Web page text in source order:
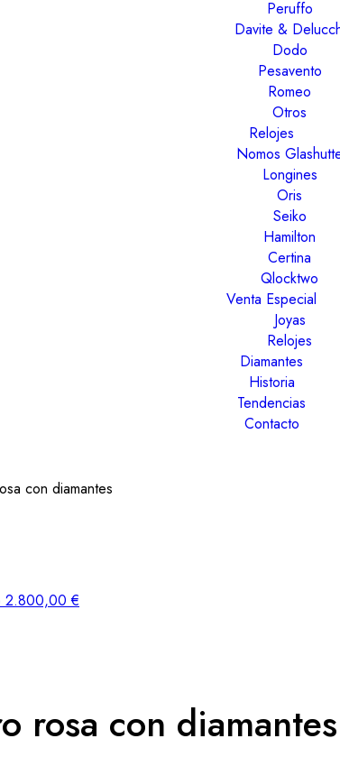
Peruffo
Davite &
Dodo
Pesavento
Romeo
Otros
Relojes
Nomos
Longines
Oris
Seiko
Hamilton
Certina
Qlocktwo
Venta Especial
Joyas
Relojes
Diamantes
Historia
Tendencias
Contacto
con diamantes
2.800,00€
rosa con diamantes